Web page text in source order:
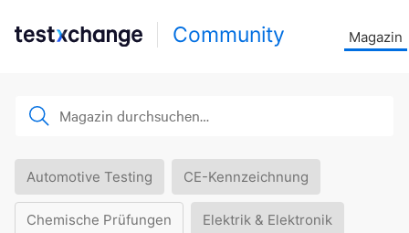
Community Magazin
Automotive Testing CE-Kennzeichnung
Chemische Prüfungen Elektrik & Elektronik